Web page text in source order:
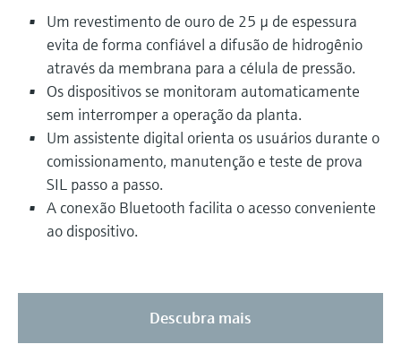
Um revestimento de ouro de 25 µ de espessura
evita de forma confiável a difusão de hidrogênio
através da membrana para a célula de pressão.
Os dispositivos se monitoram automaticamente
sem interromper a operação da planta.
Um assistente digital orienta os usuários durante o
comissionamento, manutenção e teste de prova
SIL passo a passo.
A conexão Bluetooth facilita o acesso conveniente
ao dispositivo.
Descubra mais